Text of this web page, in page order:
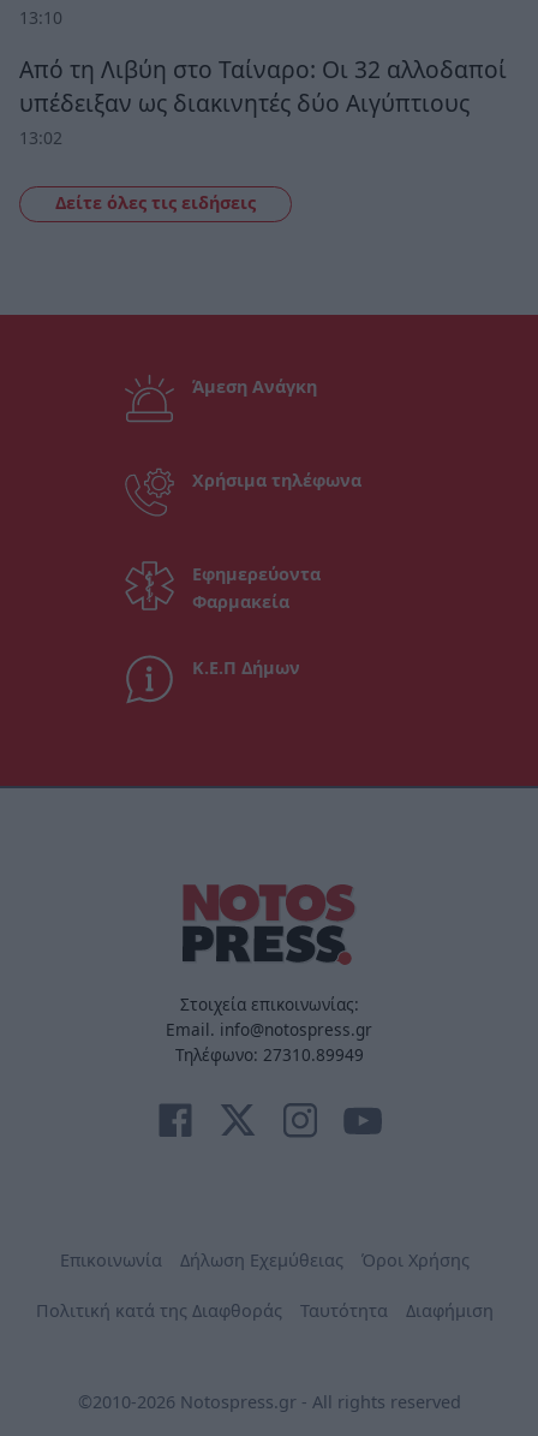
13:10
Από τη Λιβύη στο Ταίναρο: Οι 32 αλλοδαποί
υπέδειξαν ως διακινητές δύο Αιγύπτιους
13:02
Δείτε όλες τις ειδήσεις
Άμεση Ανάγκη
Χρήσιμα τηλέφωνα
Εφημερεύοντα
Φαρμακεία
Κ.Ε.Π Δήμων
Στοιχεία επικοινωνίας:
Email. info@notospress.gr
Τηλέφωνο: 27310.89949
Επικοινωνία Δήλωση Εχεμύθειας Όροι Χρήσης
Πολιτική κατά της Διαφθοράς Ταυτότητα Διαφήμιση
©2010-2026 Notospress.gr - All rights reserved